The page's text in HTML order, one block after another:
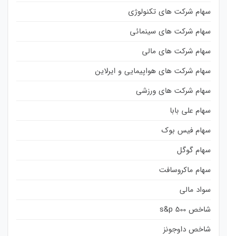
سهام شرکت های تکنولوژی
سهام شرکت های سینمائی
سهام شرکت های مالی
سهام شرکت های هواپیمایی و ایرلاین
سهام شرکت های ورزشی
سهام علی بابا
سهام فیس بوک
سهام گوگل
سهام ماکروسافت
سواد مالی
شاخص s&p 500
شاخص داوجونز